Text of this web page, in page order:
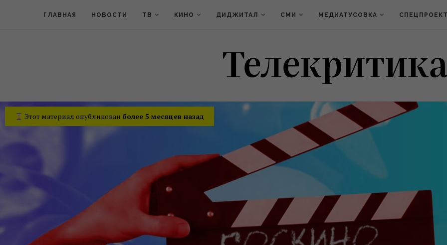
ГЛАВНАЯ НОВОСТИ ТВ КИНО ДИДЖИТАЛ СМИ МЕДИАТУСОВКА
Этот материал опубликован более 5 месяцев назад